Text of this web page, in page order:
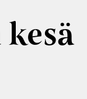
Hemmer